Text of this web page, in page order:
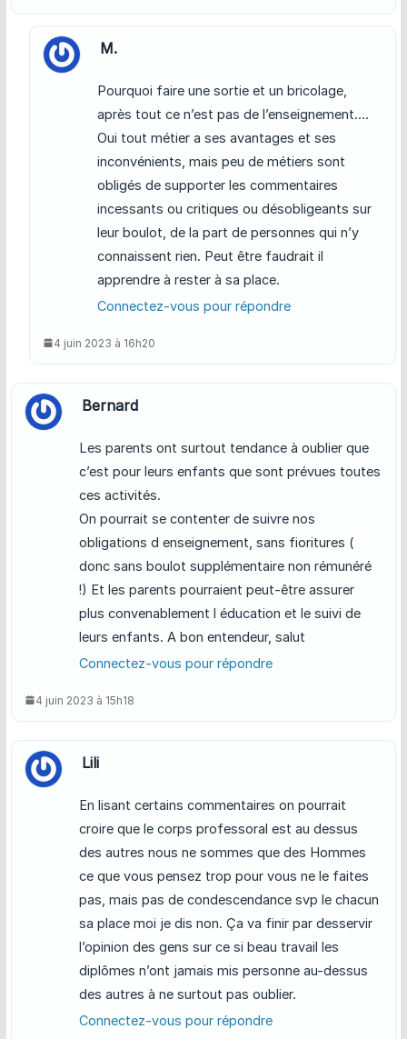
M.
Pourquoi faire une sortie et un bricolage,
après tout ce n’est pas de l’enseignement….
Oui tout métier a ses avantages et ses
inconvénients, mais peu de métiers sont
obligés de supporter les commentaires
incessants ou critiques ou désobligeants sur
leur boulot, de la part de personnes qui n’y
connaissent rien. Peut être faudrait il
apprendre à rester à sa place.
Connectez-vous pour répondre
4 juin 2023 à 16h20
Bernard
Les parents ont surtout tendance à oublier que
c’est pour leurs enfants que sont prévues toutes
ces activités.
On pourrait se contenter de suivre nos
obligations d enseignement, sans fioritures (
donc sans boulot supplémentaire non rémunéré
!) Et les parents pourraient peut-être assurer
plus convenablement l éducation et le suivi de
leurs enfants. A bon entendeur, salut
Connectez-vous pour répondre
4 juin 2023 à 15h18
Lili
En lisant certains commentaires on pourrait
croire que le corps professoral est au dessus
des autres nous ne sommes que des Hommes
ce que vous pensez trop pour vous ne le faites
pas, mais pas de condescendance svp le chacun
sa place moi je dis non. Ça va finir par desservir
l’opinion des gens sur ce si beau travail les
diplômes n’ont jamais mis personne au-dessus
des autres à ne surtout pas oublier.
Connectez-vous pour répondre